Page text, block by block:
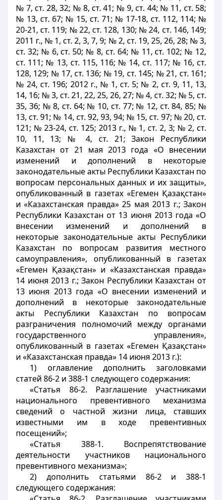
№ 7, ст. 28, 32; № 8, ст. 41; № 9, ст. 44; № 11, ст. 58;
№ 13, ст. 67; № 15, ст. 71; № 17-18, ст. 112, 114; №
20-21, ст. 119; № 22, ст. 128, 130; № 24, ст. 146, 149;
2011 г., № 1, ст. 2, 3, 7, 9; № 2, ст. 19, 25, 26, 28; № 3,
ст. 32; № 6, ст. 50; № 8, ст. 64; № 11, ст. 102; № 12,
ст. 111; № 13, ст. 115, 116; № 14, ст. 117; № 16, ст.
128, 129; № 17, ст. 136; № 19, ст. 145; № 21, ст. 161;
№ 24, ст. 196; 2012 г., № 1, ст. 5; № 2, ст. 9, 11, 13,
14, 16; № 3, ст. 21, 22, 25, 26, 27; № 4, ст. 32; № 5, ст.
35, 36; № 8, ст. 64; № 10, ст. 77; № 12, ст. 84, 85; №
13, ст. 91; № 14, ст. 92, 93, 94; № 15, ст. 97; № 20, ст.
121; № 23-24, ст. 125; 2013 г., № 1, ст. 2, 3; № 2, ст.
10, 11, 13; № 4, ст. 21; Закон Республики
Казахстан от 21 мая 2013 года «О внесении
изменений и дополнений в некоторые
законодательные акты Республики Казахстан по
вопросам персональных данных и их защиты»,
опубликованный в газетах «Егемен Қазақстан»
и «Казахстанская правда» 25 мая 2013 г.; Закон
Республики Казахстан от 13 июня 2013 года «О
внесении изменений и дополнений в
некоторые законодательные акты Республики
Казахстан по вопросам развития местного
самоуправления», опубликованный в газетах
«Егемен Қазақстан» и «Казахстанская правда»
14 июня 2013 г.; Закон Республики Казахстан от
13 июня 2013 года «О внесении изменений и
дополнений в некоторые законодательные
акты Республики Казахстан по вопросам
разграничения полномочий между органами
государственного управления»,
опубликованный в газетах «Егемен Қазақстан»
и «Казахстанская правда» 14 июня 2013 г.):
1) оглавление дополнить заголовками
статей 86-2 и 388-1 следующего содержания:
«Статья 86-2. Разглашение участниками
национального превентивного механизма
сведений о частной жизни лица, ставших
известными им в ходе превентивных
посещений»;
«Статья 388-1. Воспрепятствование
деятельности участников национального
превентивного механизма»;
2) дополнить статьями 86-2 и 388-1
следующего содержания: